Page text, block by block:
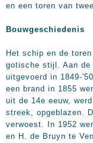
en een toren van
Bouwgeschiedenis
Het schip en de
gotische stijl. Aan de
uitgevoerd in 1849-
een brand in 1855
uit de 14e eeuw,
streek, opgeblazen.
verwoest. In 1952
en H. de Bruyn te